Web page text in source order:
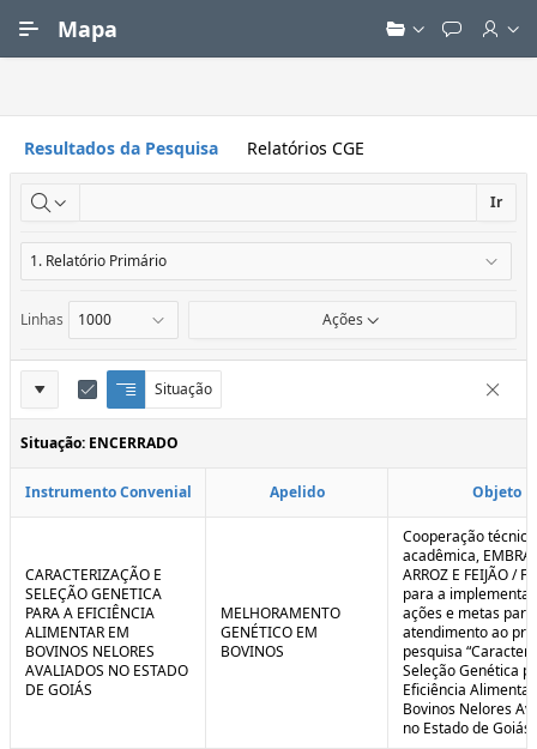
Mapa
Resultados da Pesquisa Relatórios CGE
Ir
Linhas Ações
Definições
do
Relatório
Situação
Q
u
e
b
a
o
n
l
E
d
i
t
r
t
r
r
Situação: ENCERRADO
Instrumento Convenial Apelido Objeto
CARACTERIZAÇÃO E
SELEÇÃO GENETICA
PARA A EFICIÊNCIA
ALIMENTAR EM
BOVINOS NELORES
AVALIADOS NO ESTADO
DE GOIÁS
MELHORAMENTO
GENÉTICO EM
BOVINOS
Cooperação
acadêmica,
ARROZ E FEIJÃO /
para a
ações e metas
atendimento ao
pesquisa
Seleção Genética
Eficiência
Bovinos Nelores
no Estado de